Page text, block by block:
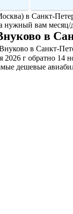
в Санкт-
нужный вам
в
в Санкт-
2026 г обратно 14
дешевые